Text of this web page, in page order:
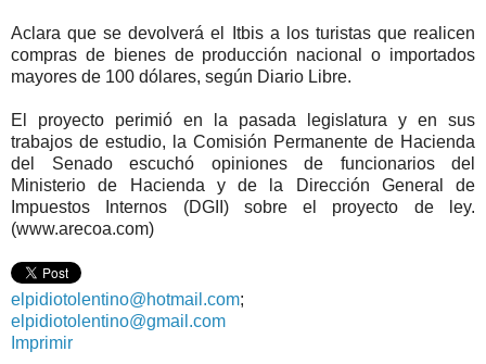
Aclara que se devolverá el Itbis a los turistas que realicen
compras de bienes de producción nacional o importados
mayores de 100 dólares, según Diario Libre.
El proyecto perimió en la pasada legislatura y en sus
trabajos de estudio, la Comisión Permanente de Hacienda
del Senado escuchó opiniones de funcionarios del
Ministerio de Hacienda y de la Dirección General de
Impuestos Internos (DGII) sobre el proyecto de ley.
(www.arecoa.com)
elpidiotolentino@hotmail.com;
elpidiotolentino@gmail.com
Imprimir